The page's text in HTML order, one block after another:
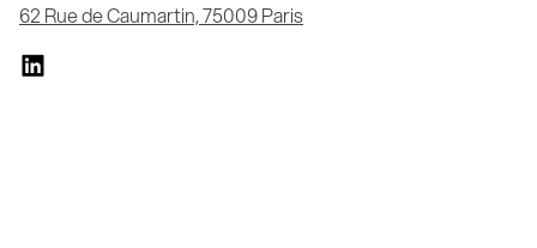
62 Rue de Caumartin, 75009 Paris